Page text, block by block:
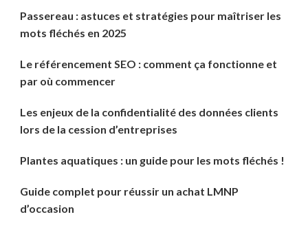
Passereau : astuces et stratégies pour maîtriser les
mots fléchés en 2025
Le référencement SEO : comment ça fonctionne et
par où commencer
Les enjeux de la confidentialité des données clients
lors de la cession d’entreprises
Plantes aquatiques : un guide pour les mots fléchés !
Guide complet pour réussir un achat LMNP
d’occasion